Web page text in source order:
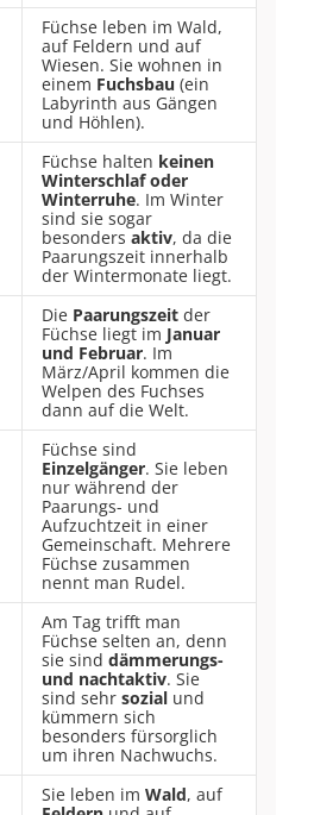
Füchse leben im Wald,
auf Feldern und auf
Wiesen. Sie wohnen in
einem Fuchsbau (ein
Labyrinth aus Gängen
und Höhlen).
Füchse halten keinen
Winterschlaf oder
Winterruhe. Im Winter
sind sie sogar
besonders aktiv, da die
Paarungszeit innerhalb
der Wintermonate liegt.
Die Paarungszeit der
Füchse liegt im Januar
und Februar. Im
März/April kommen die
Welpen des Fuchses
dann auf die Welt.
Füchse sind
Einzelgänger. Sie leben
nur während der
Paarungs- und
Aufzuchtzeit in einer
Gemeinschaft. Mehrere
Füchse zusammen
nennt man Rudel.
Am Tag trifft man
Füchse selten an, denn
sie sind dämmerungs-
und nachtaktiv. Sie
sind sehr sozial und
kümmern sich
besonders fürsorglich
um ihren Nachwuchs.
Sie leben im Wald, auf